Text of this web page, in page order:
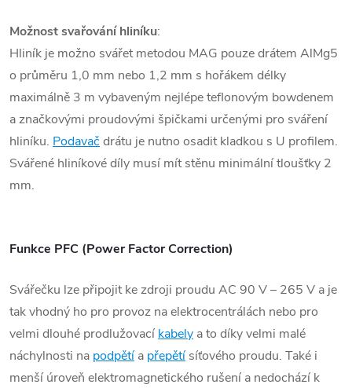
Možnost svařování hliníku:
Hliník je možno svářet metodou MAG pouze drátem AlMg5
o průměru 1,0 mm nebo 1,2 mm s hořákem délky
maximálně 3 m vybaveným nejlépe teflonovým bowdenem
a značkovými proudovými špičkami určenými pro sváření
hliníku. Podavačdrátu je nutno osadit kladkou s U profilem.
Svářené hliníkové díly musí mít stěnu minimální tloušťky 2
mm.
Funkce PFC (Power Factor Correction)
Svářečku lze připojit ke zdroji proudu AC 90 V – 265 V a je
tak vhodný ho pro provoz na elektrocentrálách nebo pro
velmi dlouhé prodlužovací kabely a to díky velmi malé
náchylnosti na podpětía přepětísíťového proudu. Také i
menší úroveň elektromagnetického rušení a nedochází k